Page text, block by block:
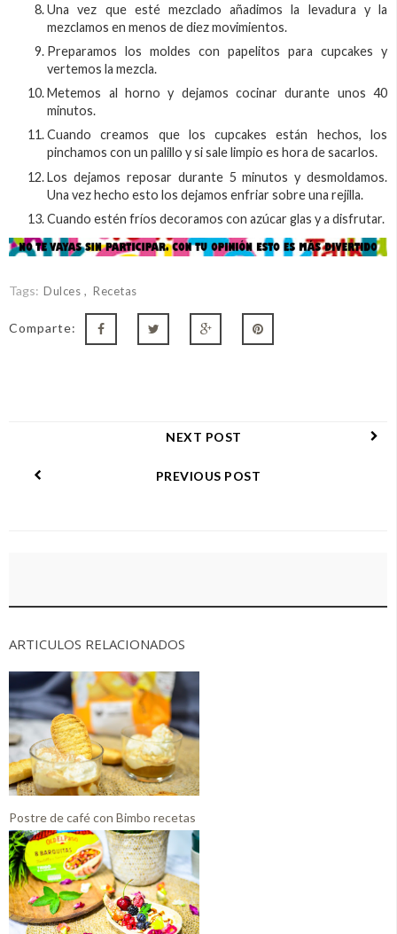
Una vez que esté mezclado añadimos la levadura y la
mezclamos en menos de diez movimientos.
Preparamos los moldes con papelitos para cupcakes y
vertemos la mezcla.
Metemos al horno y dejamos cocinar durante unos 40
minutos.
Cuando creamos que los cupcakes están hechos, los
pinchamos con un palillo y si sale limpio es hora de sacarlos.
Los dejamos reposar durante 5 minutos y desmoldamos.
Una vez hecho esto los dejamos enfriar sobre una rejilla.
Cuando estén fríos decoramos con azúcar glas y a disfrutar.
Tags: Dulces Recetas
Comparte:
NEXT POST
PREVIOUS POST
ARTICULOS RELACIONADOS
Postre de café con Bimbo recetas